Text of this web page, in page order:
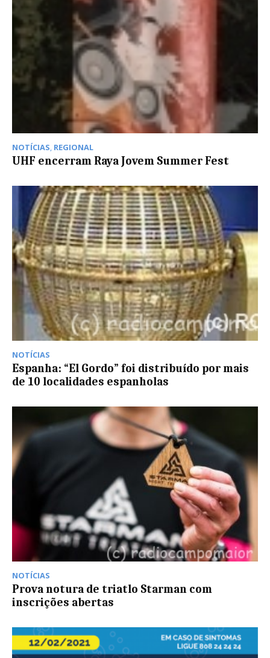
NOTÍCIAS, REGIONAL
UHF encerram Raya Jovem Summer Fest
NOTÍCIAS
Espanha: “El Gordo” foi distribuído por mais
de 10 localidades espanholas
NOTÍCIAS
Prova notura de triatlo Starman com
inscrições abertas